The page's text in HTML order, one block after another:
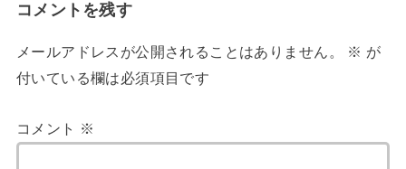
コメントを残す
メールアドレスが公開されることはありません。 ※ が
付いている欄は必須項目です
コメント ※